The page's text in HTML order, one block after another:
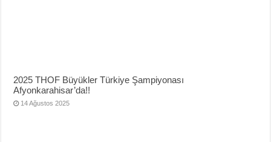
2025 THOF Büyükler Türkiye Şampiyonası
Afyonkarahisar’da!!
14 Ağustos 2025